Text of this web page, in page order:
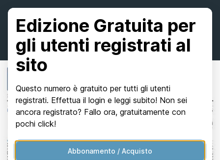
Edizione Gratuita per
gli utenti registrati al
sito
Questo numero è gratuito per tutti gli utenti
registrati. Effettua il login e leggi subito! Non sei
ancora registrato? Fallo ora, gratuitamente con
pochi click!
Abbonamento / Acquisto